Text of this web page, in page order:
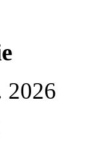
2026